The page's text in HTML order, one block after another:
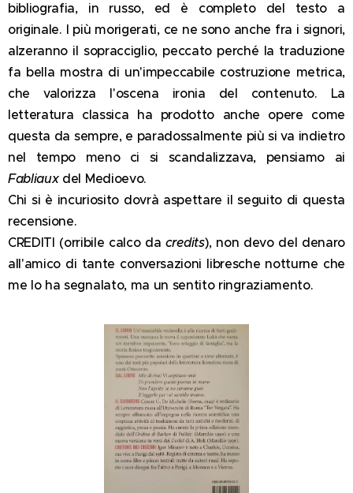
bibliografia, in russo, ed è completo del testo a
originale. I più morigerati, ce ne sono anche fra i signori,
alzeranno il sopracciglio, peccato perché la traduzione
fa bella mostra di un'impeccabile costruzione metrica,
che valorizza l'oscena ironia del contenuto. La
letteratura classica ha prodotto anche opere come
questa da sempre, e paradossalmente più si va indietro
nel tempo meno ci si scandalizzava, pensiamo ai
Fabliauxdel Medioevo.
Chi si è incuriosito dovrà aspettare il seguito di questa
recensione.
CREDITI (orribile calco da credits), non devo del denaro
all'amico di tante conversazioni libresche notturne che
me lo ha segnalato, ma un sentito ringraziamento.